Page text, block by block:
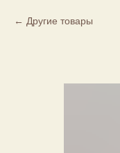
Другие товары